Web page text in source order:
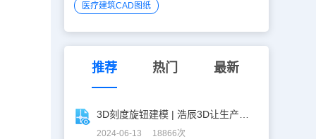
医疗建筑CAD图纸
推荐 热门 最新
2024-06-13 18866次